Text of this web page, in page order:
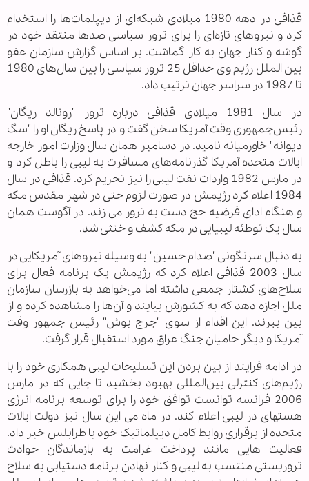
قذافی در دهه 1980 میلادی شبکه‌ای از دیپلمات‌ها را استخدام
کرد و نیروهای تازه‌ای را برای ترور سیاسی صدها منتقد خود در
گوشه و کنار جهان به کار گماشت. بر اساس گزارش سازمان عفو
بین الملل رژیم وی حداقل 25 ترور سیاسی را بین سال‌های 1980
تا 1987 در سراسر جهان ترتیب داد.
در سال 1981 میلادی قذافی درباره ترور "رونالد ریگان"
رئیس‌جمهوری وقت آمریکا سخن گفت و در پاسخ ریگان او را "سگ
دیوانه" خاورمیانه نامید. در دسامبر همان سال وزارت امور خارجه
ایالات متحده آمریکا گذرنامه‌های مسافرت به لیبی را باطل کرد و
در مارس 1982 واردات نفت لیبی را نیز تحریم کرد. قذافی در سال
1984 اعلام کرد رژیمش در صورت لزوم حتی در شهر مقدس مکه
و هنگام ادای فرضیه حج دست به ترور می زند. در آگوست همان
سال یک توطئه لیبیایی در مکه کشف و خنثی شد.
به دنبال سرنگونی "صدام حسین" به وسیله نیروهای آمریکایی در
سال 2003 قذافی اعلام کرد که رژیمش یک برنامه فعال برای
سلاح‌های کشتار جمعی داشته اما می‌خواهد به بازرسان سازمان
ملل اجازه دهد که به کشورش بیایند و آن‌ها را مشاهده کرده و از
بین ببرند. این اقدام از سوی "جرج بوش" رئیس جمهور وقت
آمریکا و دیگر حامیان جنگ عراق مورد استقبال قرار گرفت.
در ادامه فرایند از بین بردن این تسلیحات لیبی همکاری خود را با
رژیم‌های کنترلی بین‌المللی بهبود بخشید تا جایی که در مارس
2006 فرانسه توانست توافق خود را برای توسعه برنامه انرژی
هسته‎ای در لیبی اعلام کند. در ماه می این سال نیز دولت ایالات
متحده از برقراری روابط کامل دیپلماتیک خود با طرابلس خبر داد.
فعالیت هایی مانند پرداخت غرامت به بازماندگان حوادث
تروریستی منتسب به لیبی و کنار نهادن برنامه دستیابی به سلاح